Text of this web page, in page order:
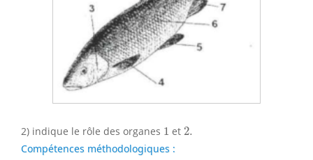
2) indique le rôle des organes 1
1 et 2.
2.
Compétences méthodologiques :